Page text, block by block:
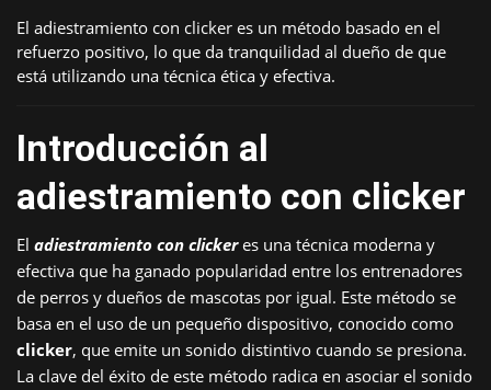
El adiestramiento con clicker es un método basado en el
refuerzo positivo, lo que da tranquilidad al dueño de que
está utilizando una técnica ética y efectiva.
Introducción al
adiestramiento con clicker
El adiestramiento con clickeres una técnica moderna y
efectiva que ha ganado popularidad entre los entrenadores
de perros y dueños de mascotas por igual. Este método se
basa en el uso de un pequeño dispositivo, conocido como
clicker, que emite un sonido distintivo cuando se presiona.
La clave del éxito de este método radica en asociar el sonido